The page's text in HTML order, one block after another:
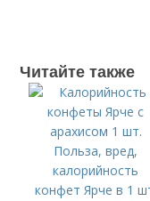
Читайте также